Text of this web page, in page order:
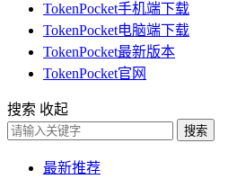
TokenPocket手机端下载
TokenPocket电脑端下载
TokenPocket最新版本
TokenPocket官网
搜索 收起
搜索
最新推荐